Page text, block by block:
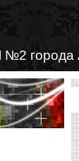
города